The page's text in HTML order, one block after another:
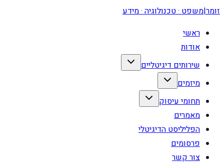
זומר|משפט · טכנולוגיה · מידע
ראשי
אודות
שירותים דיגיטליים
מיזמים
תחומי עיסוק
מאמרים
הפליליסט הדיגיטלי
פרסומים
צור קשר